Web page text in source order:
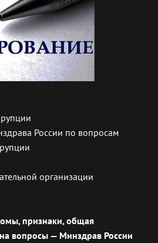
России по вопросам
организации
признаки, общая
вопросы — Минздрав России